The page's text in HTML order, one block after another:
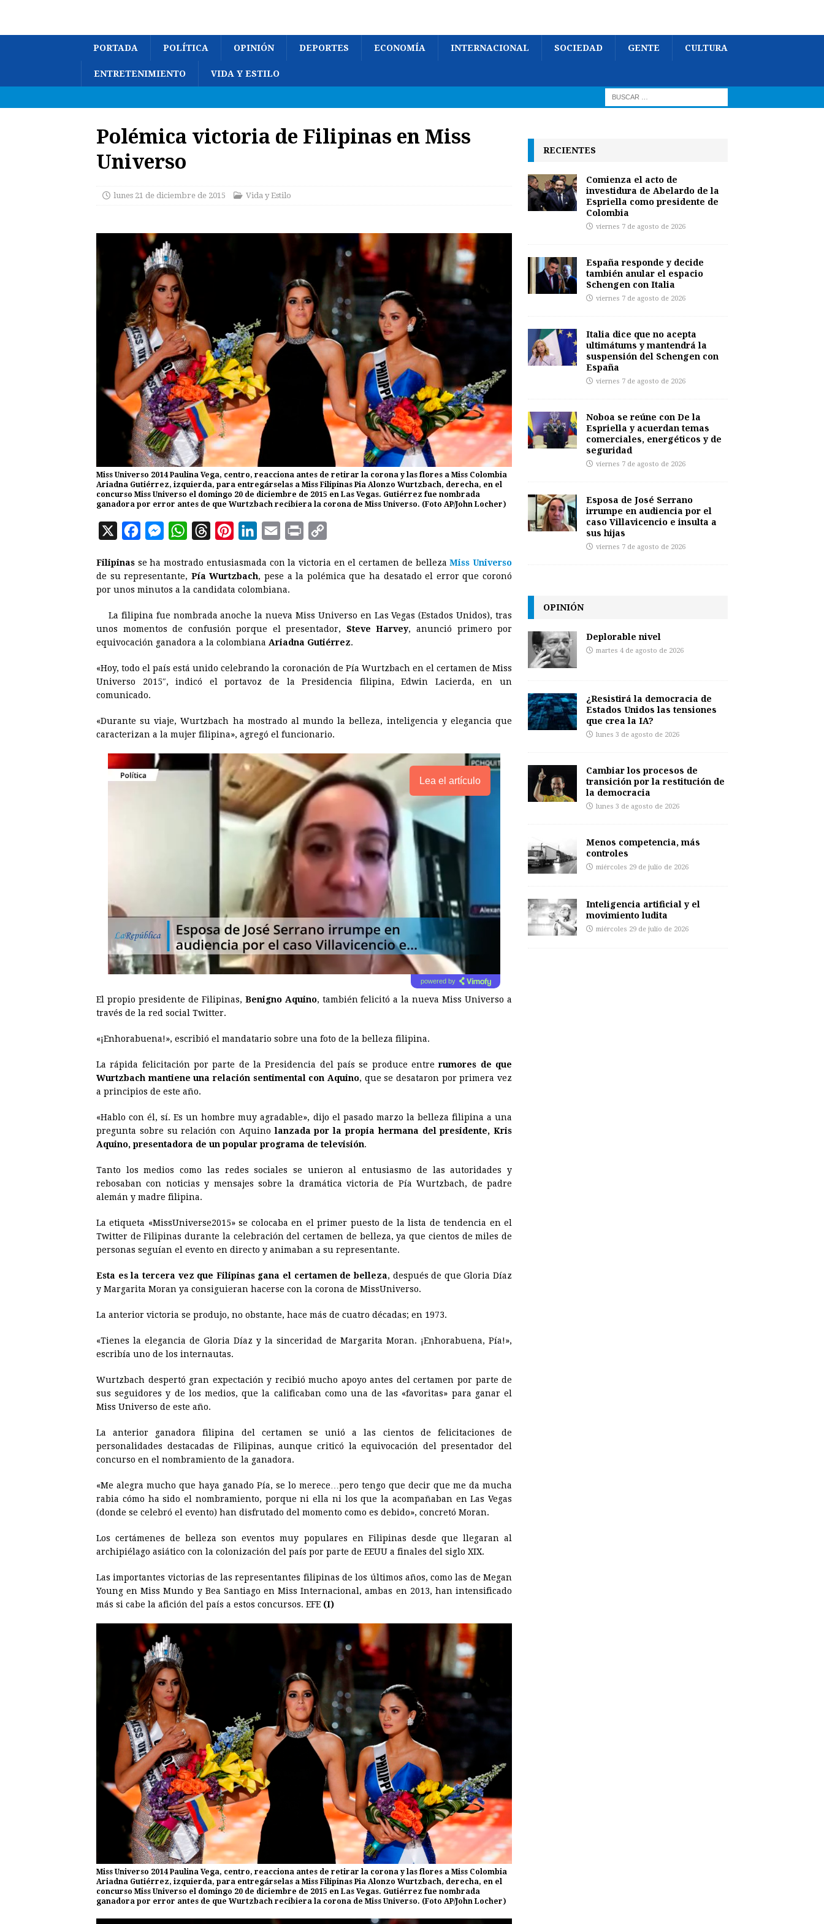
PORTADA POLÍTICA OPINIÓN DEPORTES ECONOMÍA INTERNACIONAL SOCIEDAD GENTE CULTURA
ENTRETENIMIENTO VIDA Y ESTILO
Polémica victoria de Filipinas en Miss
Universo
lunes 21 de diciembre de 2015 Vida y Estilo
Miss Universo 2014 Paulina Vega, centro, reacciona antes de retirar la corona y las flores a Miss Colombia
Ariadna Gutiérrez, izquierda, para entregárselas a Miss Filipinas Pia Alonzo Wurtzbach, derecha, en el
concurso Miss Universo el domingo 20 de diciembre de 2015 en Las Vegas. Gutiérrez fue nombrada
ganadora por error antes de que Wurtzbach recibiera la corona de Miss Universo. (Foto AP/John Locher)
X
c
e
o
o
M
s
s
n
g
r
W
a
t
A
p
r
e
d
s
n
t
r
e
t
n
k
d
I
a
i
i
n
p
i
n
Filipinas se ha mostrado entusiasmada con la victoria en el certamen de bellezaMiss Universo
de su representante, Pía Wurtzbach, pese a la polémica que ha desatado el error que coronó
por unos minutos a la candidata colombiana.
La filipina fue nombrada anoche la nuevaMiss Universo en Las Vegas (Estados Unidos), tras
unos momentos de confusión porque el presentador, Steve Harvey, anunció primero por
equivocación ganadora a la colombiana Ariadna Gutiérrez.
«Hoy, todo el país está unido celebrando la coronación de Pía Wurtzbach en el certamen deMiss
Universo 2015″, indicó el portavoz de la Presidencia filipina, Edwin Lacierda, en un
comunicado.
«Durante su viaje, Wurtzbach ha mostrado al mundo la belleza, inteligencia y elegancia que
caracterizan a la mujer filipina», agregó el funcionario.
Lea el artículo
powered by
El propio presidente de Filipinas, Benigno Aquino, también felicitó a la nuevaMiss Universo a
través de la red social Twitter.
«¡Enhorabuena!», escribió el mandatario sobre una foto de la belleza filipina.
La rápida felicitación por parte de la Presidencia del país se produce entrerumores de que
Wurtzbach mantiene una relación sentimental con Aquino, que se desataron por primera vez
a principios de este año.
«Hablo con él, sí. Es un hombre muy agradable», dijo el pasado marzo la belleza filipina a una
pregunta sobre su relación con Aquinolanzada por la propia hermana del presidente, Kris
Aquino, presentadora de un popular programa de televisión.
Tanto los medios como las redes sociales se unieron al entusiasmo de las autoridades y
rebosaban con noticias y mensajes sobre la dramática victoria de Pía Wurtzbach, de padre
alemán y madre filipina.
La etiqueta «MissUniverse2015» se colocaba en el primer puesto de la lista de tendencia en el
Twitter de Filipinas durante la celebración del certamen de belleza, ya que cientos de miles de
personas seguían el evento en directo y animaban a su representante.
Esta es la tercera vez que Filipinas gana el certamen de belleza, después de que Gloria Díaz
y Margarita Moran ya consiguieran hacerse con la corona de MissUniverso.
La anterior victoria se produjo, no obstante, hace más de cuatro décadas; en 1973.
«Tienes la elegancia de Gloria Díaz y la sinceridad de Margarita Moran. ¡Enhorabuena, Pía!»,
escribía uno de los internautas.
Wurtzbach despertó gran expectación y recibió mucho apoyo antes del certamen por parte de
sus seguidores y de los medios, que la calificaban como una de las «favoritas» para ganar el
Miss Universo de este año.
La anterior ganadora filipina del certamen se unió a las cientos de felicitaciones de
personalidades destacadas de Filipinas, aunque criticó la equivocación del presentador del
concurso en el nombramiento de la ganadora.
«Me alegra mucho que haya ganado Pía, se lo merece…pero tengo que decir que me da mucha
rabia cómo ha sido el nombramiento, porque ni ella ni los que la acompañaban en Las Vegas
(donde se celebró el evento) han disfrutado del momento como es debido», concretó Moran.
Los certámenes de belleza son eventos muy populares en Filipinas desde que llegaran al
archipiélago asiático con la colonización del país por parte de EEUU a finales del siglo XIX.
Las importantes victorias de las representantes filipinas de los últimos años, como las de Megan
Young enMiss Mundo y Bea Santiago enMiss Internacional, ambas en 2013, han intensificado
más si cabe la afición del país a estos concursos. EFE (I)
Miss Universo 2014 Paulina Vega, centro, reacciona antes de retirar la corona y las flores a Miss Colombia
Ariadna Gutiérrez, izquierda, para entregárselas a Miss Filipinas Pia Alonzo Wurtzbach, derecha, en el
concurso Miss Universo el domingo 20 de diciembre de 2015 en Las Vegas. Gutiérrez fue nombrada
ganadora por error antes de que Wurtzbach recibiera la corona de Miss Universo. (Foto AP/John Locher)
RECIENTES
Comienza el acto de
investidura de Abelardo de la
Espriella como presidente de
Colombia
viernes 7 de agosto de 2026
España responde y decide
también anular el espacio
Schengen con Italia
viernes 7 de agosto de 2026
Italia dice que no acepta
ultimátums y mantendrá la
suspensión del Schengen con
España
viernes 7 de agosto de 2026
Noboa se reúne con De la
Espriella y acuerdan temas
comerciales, energéticos y de
seguridad
viernes 7 de agosto de 2026
Esposa de José Serrano
irrumpe en audiencia por el
caso Villavicencio e insulta a
sus hijas
viernes 7 de agosto de 2026
OPINIÓN
Deplorable nivel
martes 4 de agosto de 2026
¿Resistirá la democracia de
Estados Unidos las tensiones
que crea la IA?
lunes 3 de agosto de 2026
Cambiar los procesos de
transición por la restitución de
la democracia
lunes 3 de agosto de 2026
Menos competencia, más
controles
miércoles 29 de julio de 2026
Inteligencia artificial y el
movimiento ludita
miércoles 29 de julio de 2026